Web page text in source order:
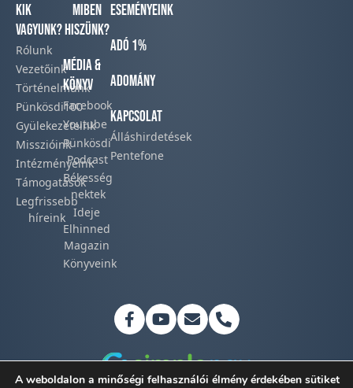
Kik
vagyunk?
Rólunk
Vezetőink
Történelmünk​
Pünkösdi100
Gyülekezeteink​
Misszióink​
Intézményeink
Támogatások
Legfrissebb
híreink​
Miben
hiszünk?
Média &
Könyv
Facebook​
Youtube
Pünkösdi
Podcast​
Békesség
nektek
Ideje
Elhinned
Magazin
Könyveink
Eseményeink
Adó 1%
Adomány
Kapcsolat
Álláshirdetések
Pentefone
A weboldalon a minőségi felhasználói élmény érdekében sütiket